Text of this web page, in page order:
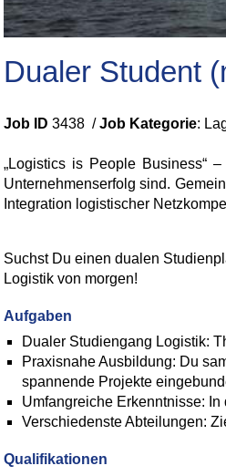
Dualer Student
Job ID 3438 /Job Kategorie:
„Logistics is People Business“
Unternehmenserfolg sind.
Integration logistischer
Suchst Du einen dualen
Logistik von morgen!
Aufgaben
Dualer Studiengang Logistik:
Praxisnahe Ausbildung: Du
spannende Projekte
Umfangreiche Erkenntnisse:
Verschiedenste Abteilungen:
Qualifikationen